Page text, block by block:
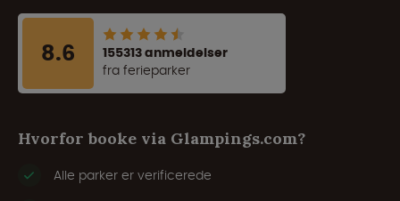
8.6
155313 anmeldelser
fra ferieparker
Hvorfor booke via Glampings.com?
Alle parker er verificerede